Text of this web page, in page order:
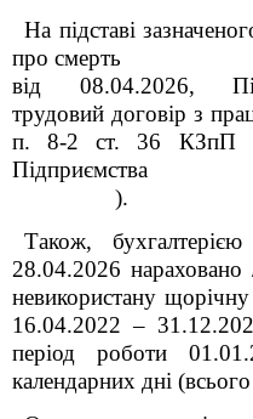
На підставі
про смерть
від 08.04.2026,
трудовий договір з
п. 8-2 ст. 36 КЗпП
Підприємства
).
Також,
28.04.2026 нараховано
невикористану
16.04.2022 –
період роботи
календарних дні